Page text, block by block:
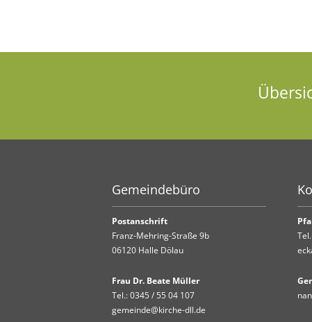
Gemeindebüro
Postanschrift
Franz-Mehring-Straße 9b
06120 Halle Dölau
Frau Dr. Beate Müller
Tel.:0345 / 55 04 107
gemeinde@kirche-dll.de